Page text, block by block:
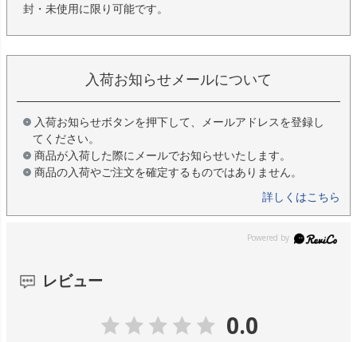
封・未使用に限り可能です。
入荷お知らせメールについて
入荷お知らせボタンを押下して、メールアドレスを登録し
てください。
商品が入荷した際にメールでお知らせいたします。
商品の入荷やご注文を確定するものではありません。
詳しくはこちら
レビュー
0.0